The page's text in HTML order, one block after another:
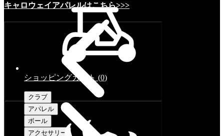
キャロウェイアパレルはこちら>>>
ショッピングカート (0)
クラブ
アパレル
ボール
アクセサリー